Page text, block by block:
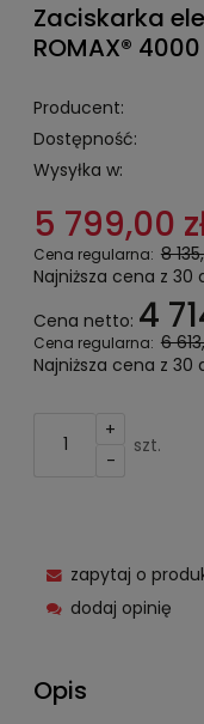
Zaciskarka
ROMAX®
Producent:
Dostępność:
Wysyłka w:
5 799,00
Cena regularna: 8
Najniższa cena z 30
Cena netto: 4
Cena regularna: 6
Najniższa cena z 30
+
-
szt.
zapytaj o
dodaj opinię
Opis